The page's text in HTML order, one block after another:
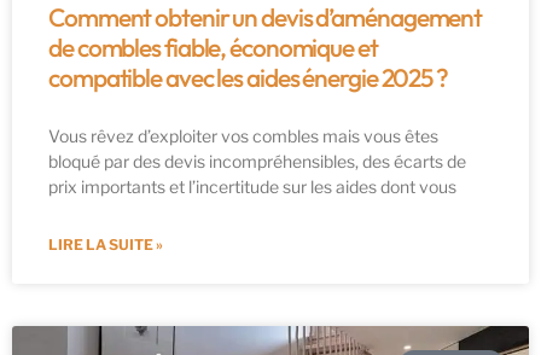
Comment obtenir un devis d’aménagement
de combles fiable, économique et
compatible avec les aides énergie 2025 ?
Vous rêvez d’exploiter vos combles mais vous êtes
bloqué par des devis incompréhensibles, des écarts de
prix importants et l’incertitude sur les aides dont vous
LIRE LA SUITE »